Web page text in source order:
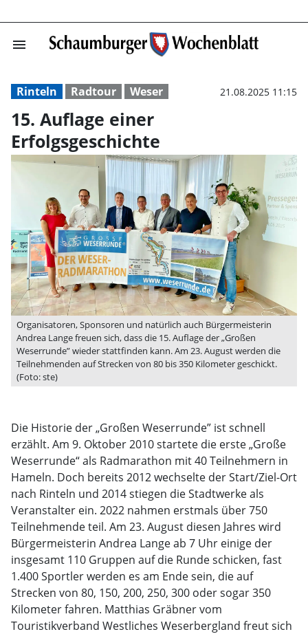
menu 15. Auflage
Rinteln Radtour Weser 21.08.2025 11:15
15. Auflage einer
Erfolgsgeschichte
Organisatoren, Sponsoren und natürlich auch Bürgermeisterin
Andrea Lange freuen sich, dass die 15. Auflage der „Großen
Weserrunde” wieder stattfinden kann. Am 23. August werden die
Teilnehmenden auf Strecken von 80 bis 350 Kilometer geschickt.
(Foto: ste)
Die Historie der „Großen Weserrunde” ist schnell
erzählt. Am 9. Oktober 2010 startete die erste „Große
Weserrunde“ als Radmarathon mit 40 Teilnehmern in
Hameln. Doch bereits 2012 wechselte der Start/Ziel-Ort
nach Rinteln und 2014 stiegen die Stadtwerke als
Veranstalter ein. 2022 nahmen erstmals über 750
Teilnehmende teil. Am 23. August diesen Jahres wird
Bürgermeisterin Andrea Lange ab 7 Uhr einige der
insgesamt 110 Gruppen auf die Runde schicken, fast
1.400 Sportler werden es am Ende sein, die auf
Strecken von 80, 150, 200, 250, 300 oder sogar 350
Kilometer fahren. Matthias Gräbner vom
Touristikverband Westliches Weserbergland freut sich